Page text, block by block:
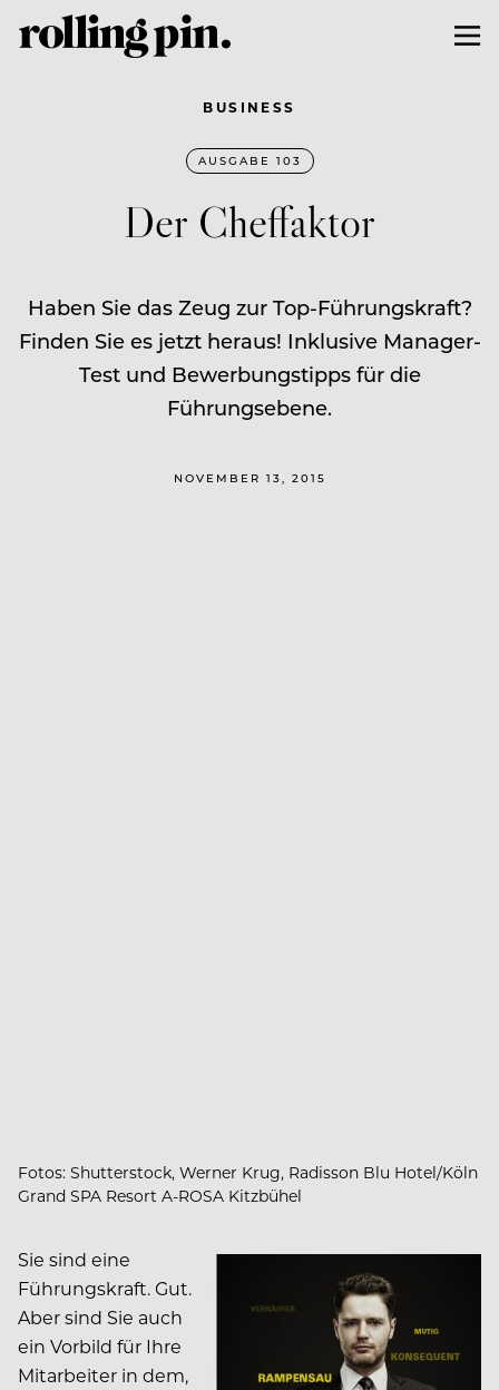
BUSINESS
AUSGABE 103
Der Cheffaktor
Haben Sie das Zeug zur Top-Führungskraft?
Finden Sie es jetzt heraus! Inklusive Manager-
Test und Bewerbungstipps für die
Führungsebene.
NOVEMBER 13, 2015
Fotos: Shutterstock, Werner Krug, Radisson Blu Hotel/Köln
Grand SPA Resort A-ROSA Kitzbühel
Sie sind eine
Führungskraft. Gut.
Aber sind Sie auch
ein Vorbild für Ihre
Mitarbeiter in dem,